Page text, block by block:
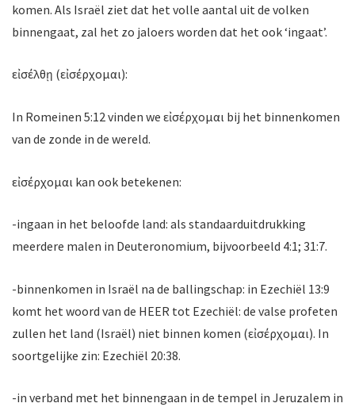
komen. Als Israël ziet dat het volle aantal uit de volken
binnengaat, zal het zo jaloers worden dat het ook ‘ingaat’.
εἰσέλθῃ (εἰσέρχομαι):
In Romeinen 5:12 vinden we εἰσέρχομαι bij het binnenkomen
van de zonde in de wereld.
εἰσέρχομαι kan ook betekenen:
-ingaan in het beloofde land: als standaarduitdrukking
meerdere malen in Deuteronomium, bijvoorbeeld 4:1; 31:7.
-binnenkomen in Israël na de ballingschap: in Ezechiël 13:9
komt het woord van de HEER tot Ezechiël: de valse profeten
zullen het land (Israël) niet binnen komen (εἰσέρχομαι). In
soortgelijke zin: Ezechiël 20:38.
-in verband met het binnengaan in de tempel in Jeruzalem in